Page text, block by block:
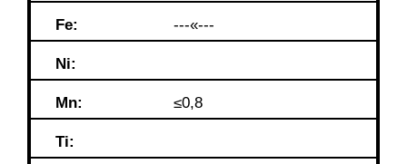
Fe: ---«---
Ni:
Mn: ≤0,8
Ti: